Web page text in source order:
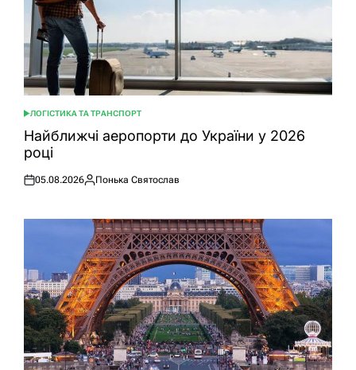
ОПУБЛІКУВАТИ
У
ЛОГІСТИКА ТА ТРАНСПОРТ
Найближчі аеропорти до України у 2026
році
Оприлюднено
05.08.2026
Опубліковано
Понька Святослав